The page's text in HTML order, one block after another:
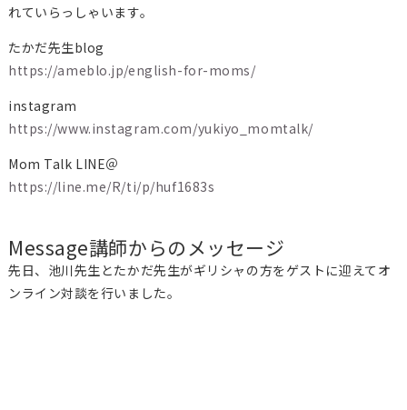
れていらっしゃいます。
たかだ先生blog
https://ameblo.jp/english-for-moms/
instagram
https://www.instagram.com/yukiyo_momtalk/
Mom Talk LINE＠
https://line.me/R/ti/p/huf1683s
Message講師からのメッセージ
先日、池川先生とたかだ先生がギリシャの方をゲストに迎えてオ
ンライン対談を行いました。